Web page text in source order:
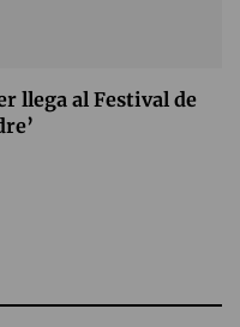
llega al Festival de